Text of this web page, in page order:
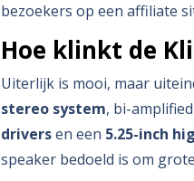
bezoekers op een affiliate
Hoe klinkt de
Uiterlijk is mooi, maar
stereo system, bi-
driversen een 5.25-inch
speaker bedoeld is om